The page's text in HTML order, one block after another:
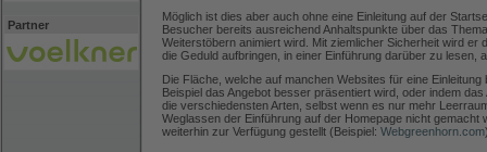
Partner
Möglich ist dies aber auch ohne eine Einleitung auf der
Besucher bereits ausreichend Anhaltspunkte über das
Weiterstöbern animiert wird. Mit ziemlicher Sicherheit wird
die Geduld aufbringen, in einer Einführung darüber zu lesen,
Die Fläche, welche auf manchen Websites für eine
Beispiel das Angebot besser präsentiert wird, oder indem
die verschiedensten Arten, selbst wenn es nur mehr
Weglassen der Einführung auf der Homepage nicht
weiterhin zur Verfügung gestellt (Beispiel: Webgreenhorn.com